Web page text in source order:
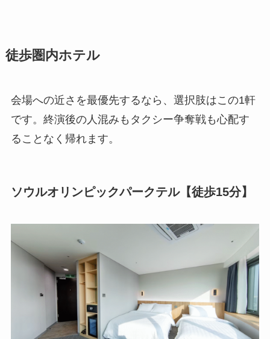
徒歩圏内ホテル
会場への近さを最優先するなら、選択肢はこの1軒
です。終演後の人混みもタクシー争奪戦も心配す
ることなく帰れます。
ソウルオリンピックパークテル【徒歩15分】